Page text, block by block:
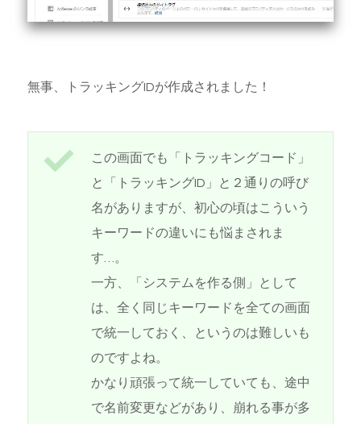
無事、トラッキングIDが作成されました！
この画面でも「トラッキングコード」
と「トラッキングID」と２通りの呼び
名がありますが、初心の頃はこういう
キーワードの違いにも悩まされま
す…。
一方、「システムを作る側」として
は、全く同じキーワードを全ての画面
で統一しておく、というのは難しいも
のですよね。
かなり頑張って統一していても、途中
で名前変更などがあり、崩れる事が多